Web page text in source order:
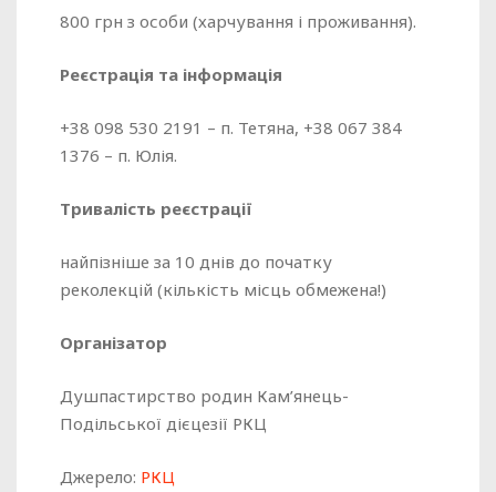
800 грн з особи (харчування і проживання).
Реєстрація та інформація
+38 098 530 2191 – п. Тетяна, +38 067 384
1376 – п. Юлія.
Тривалість реєстрації
найпізніше за 10 днів до початку
реколекцій (кількість місць обмежена!)
Організатор
Душпастирство родин Кам’янець-
Подільської дієцезії РКЦ
Джерело: РКЦ